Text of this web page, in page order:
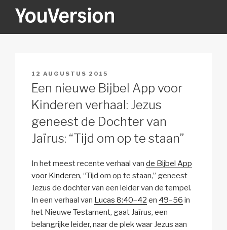
YOUVERSION
GEPLAATST
OP
12 AUGUSTUS 2015
Een nieuwe Bijbel App voor
Kinderen verhaal: Jezus
geneest de Dochter van
Jaïrus: “Tijd om op te staan”
In het meest recente verhaal van de Bijbel App
voor Kinderen, “Tijd om op te staan,” geneest
Jezus de dochter van een leider van de tempel.
In een verhaal van Lucas 8:40–42 en 49–56 in
het Nieuwe Testament, gaat Jaïrus, een
belangrijke leider, naar de plek waar Jezus aan